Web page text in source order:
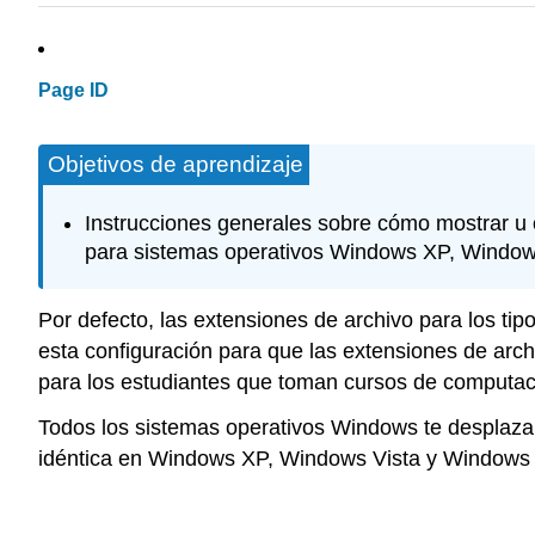
Page ID
Objetivos de aprendizaje
Instrucciones generales sobre cómo mostrar
para sistemas operativos Windows XP,
Por defecto, las extensiones de archivo para los
esta configuración para que las extensiones de
para los estudiantes que toman cursos de
Todos los sistemas operativos Windows te
idéntica en Windows XP, Windows Vista y Windows